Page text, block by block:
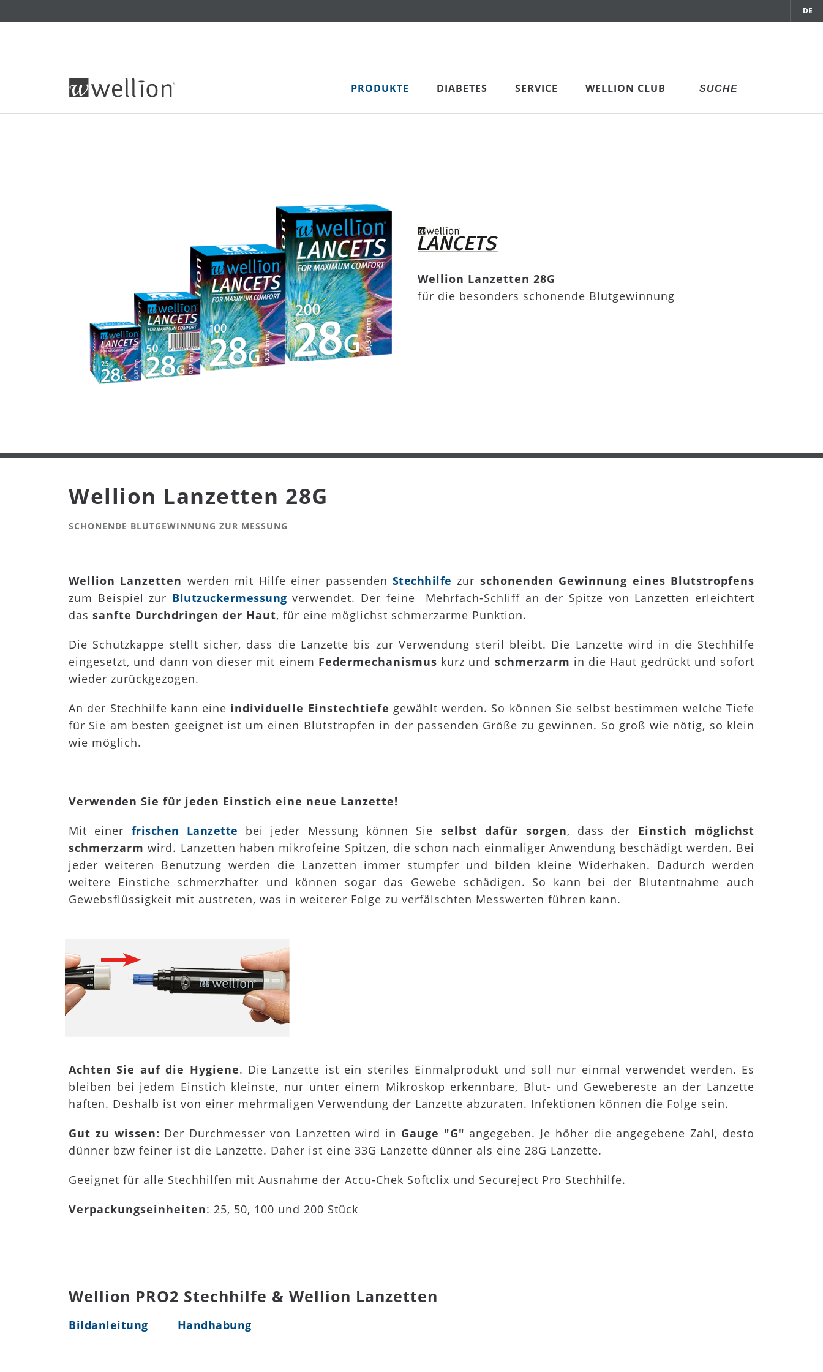
DE
PRODUKTE DIABETES SERVICE WELLION CLUB
Wellion Lanzetten 28G
für die besonders schonende Blutgewinnung
Wellion Lanzetten 28G
SCHONENDE BLUTGEWINNUNG ZUR MESSUNG
Wellion Lanzetten werden mit Hilfe einer passenden Stechhilfe zur schonenden Gewinnung eines Blutstropfens
zum Beispiel zur Blutzuckermessung verwendet. Der feine
Mehrfach-Schliff an der Spitze von Lanzetten erleichtert
das sanfte Durchdringen der Haut, für eine möglichst schmerzarme Punktion.
Die Schutzkappe stellt sicher, dass die Lanzette bis zur Verwendung steril bleibt. Die Lanzette wird in die Stechhilfe
eingesetzt, und dann von dieser mit einem Federmechanismus kurz und schmerzarm in die Haut gedrückt und sofort
wieder zurückgezogen.
An der Stechhilfe kann eine individuelle Einstechtiefe gewählt werden. So können Sie selbst bestimmen welche Tiefe
für Sie am besten geeignet ist um einen Blutstropfen in der passenden Größe zu gewinnen. So groß wie nötig, so klein
wie möglich.
Verwenden Sie für jeden Einstich eine neue Lanzette!
Mit einer frischen Lanzette bei jeder Messung können Sie selbst dafür sorgen, dass der Einstich möglichst
schmerzarm wird. Lanzetten haben mikrofeine Spitzen, die schon nach einmaliger Anwendung beschädigt werden. Bei
jeder weiteren Benutzung werden die Lanzetten immer stumpfer und bilden kleine Widerhaken. Dadurch werden
weitere Einstiche schmerzhafter und können sogar das Gewebe schädigen. So kann bei der Blutentnahme auch
Gewebsflüssigkeit mit austreten, was in weiterer Folge zu verfälschten Messwerten führen kann.
Achten Sie auf die Hygiene. Die Lanzette ist ein steriles Einmalprodukt und soll nur einmal verwendet werden. Es
bleiben bei jedem Einstich kleinste, nur unter einem Mikroskop erkennbare, Blut- und Gewebereste an der Lanzette
haften. Deshalb ist von einer mehrmaligen Verwendung der Lanzette abzuraten. Infektionen können die Folge sein.
Gut zu wissen: Der Durchmesser von Lanzetten wird in Gauge "G" angegeben. Je höher die angegebene Zahl, desto
dünner bzw feiner ist die Lanzette. Daher ist eine 33G Lanzette dünner als eine 28G Lanzette.
Geeignet für alle Stechhilfen mit Ausnahme der Accu-Chek Softclix und Secureject Pro Stechhilfe.
Verpackungseinheiten: 25, 50, 100 und 200 Stück
Wellion PRO2 Stechhilfe & Wellion Lanzetten
Bildanleitung Handhabung